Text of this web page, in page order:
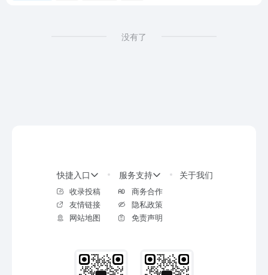
没有了
快捷入口
收录投稿
友情链接
网站地图
服务支持
商务合作
隐私政策
免责声明
关于我们